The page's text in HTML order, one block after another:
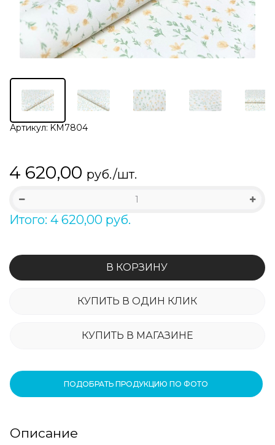
Артикул: KM7804
4 620,00 руб./шт.
Итого: 4 620,00 руб.
В КОРЗИНУ
КУПИТЬ В ОДИН КЛИК
КУПИТЬ В МАГАЗИНЕ
ПОДОБРАТЬ ПРОДУКЦИЮ ПО ФОТО
Описание